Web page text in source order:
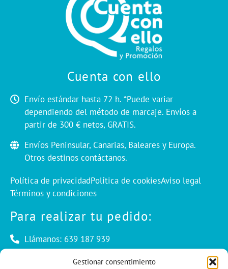
Gestionar consentimiento
Cuenta con ello
Envío estándar hasta 72 h. *Puede variar
dependiendo del método de marcaje. Envíos a
partir de 300 € netos, GRATIS.
Envíos Peninsular, Canarias, Baleares y Europa.
Otros destinos contáctanos.
Política de privacidadPolítica de cookiesAviso legal
Términos y condiciones
Para realizar tu pedido:
Llámanos: 639 187 939
Envíanos un mail: info@cuentaconello.com